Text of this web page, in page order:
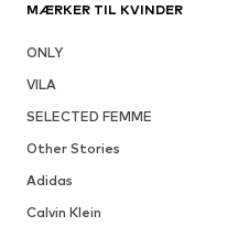
MÆRKER TIL KVINDER
ONLY
VILA
SELECTED FEMME
Other Stories
Adidas
Calvin Klein